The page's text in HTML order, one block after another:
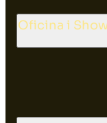
Oficina i